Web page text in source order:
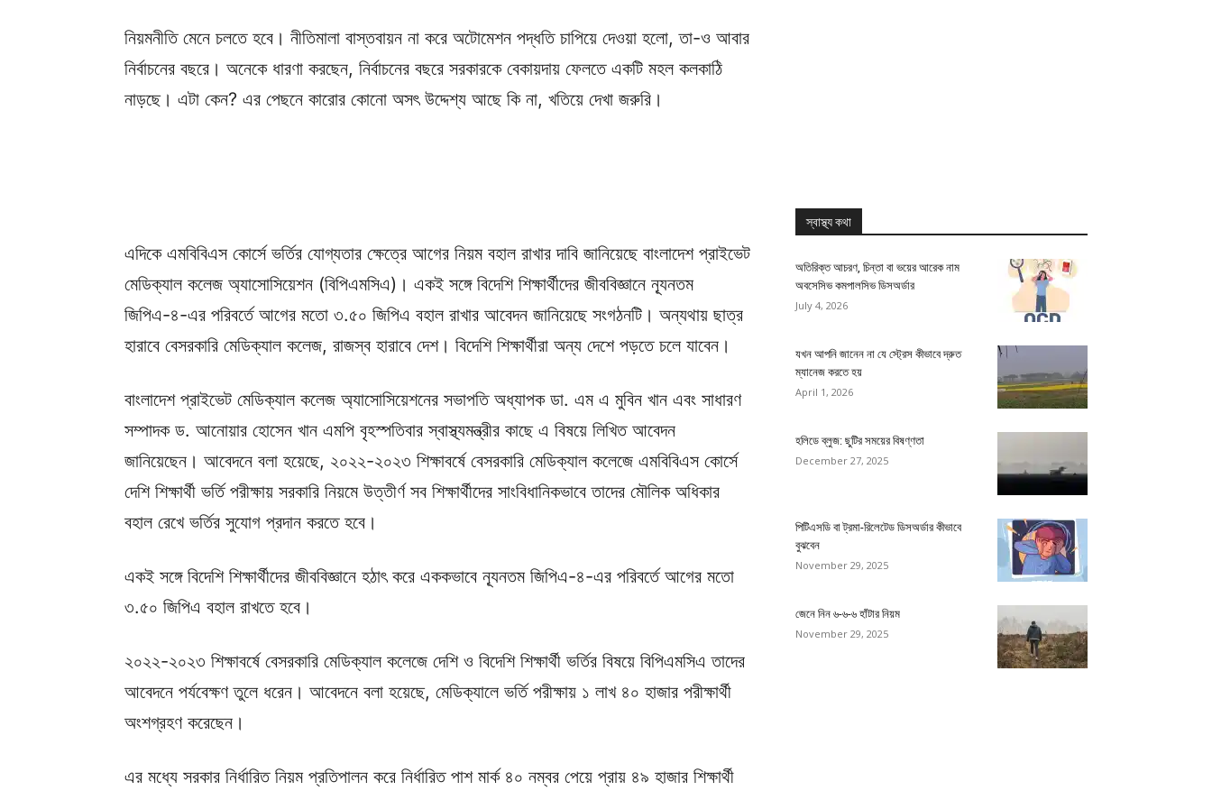
নিয়মনীতি মেনে চলতে হবে। নীতিমালা বাস্তবায়ন না করে অটোমেশন পদ্ধতি চাপিয়ে দেওয়া হলো, তা-ও আবার
নির্বাচনের বছরে। অনেকে ধারণা করছেন, নির্বাচনের বছরে সরকারকে বেকায়দায় ফেলতে একটি মহল কলকাঠি
নাড়ছে। এটা কেন? এর পেছনে কারোর কোনো অসৎ উদ্দেশ্য আছে কি না, খতিয়ে দেখা জরুরি।
এদিকে এমবিবিএস কোর্সে ভর্তির যোগ্যতার ক্ষেত্রে আগের নিয়ম বহাল রাখার দাবি জানিয়েছে বাংলাদেশ প্রাইভেট
মেডিক্যাল কলেজ অ্যাসোসিয়েশন (বিপিএমসিএ)। একই সঙ্গে বিদেশি শিক্ষার্থীদের জীববিজ্ঞানে ন্যূনতম
জিপিএ-৪-এর পরিবর্তে আগের মতো ৩.৫০ জিপিএ বহাল রাখার আবেদন জানিয়েছে সংগঠনটি। অন্যথায় ছাত্র
হারাবে বেসরকারি মেডিক্যাল কলেজ, রাজস্ব হারাবে দেশ। বিদেশি শিক্ষার্থীরা অন্য দেশে পড়তে চলে যাবেন।
বাংলাদেশ প্রাইভেট মেডিক্যাল কলেজ অ্যাসোসিয়েশনের সভাপতি অধ্যাপক ডা. এম এ মুবিন খান এবং সাধারণ
সম্পাদক ড. আনোয়ার হোসেন খান এমপি বৃহস্পতিবার স্বাস্থ্যমন্ত্রীর কাছে এ বিষয়ে লিখিত আবেদন
জানিয়েছেন। আবেদনে বলা হয়েছে, ২০২২-২০২৩ শিক্ষাবর্ষে বেসরকারি মেডিক্যাল কলেজে এমবিবিএস কোর্সে
দেশি শিক্ষার্থী ভর্তি পরীক্ষায় সরকারি নিয়মে উত্তীর্ণ সব শিক্ষার্থীদের সাংবিধানিকভাবে তাদের মৌলিক অধিকার
বহাল রেখে ভর্তির সুযোগ প্রদান করতে হবে।
একই সঙ্গে বিদেশি শিক্ষার্থীদের জীববিজ্ঞানে হঠাৎ করে এককভাবে ন্যূনতম জিপিএ-৪-এর পরিবর্তে আগের মতো
৩.৫০ জিপিএ বহাল রাখতে হবে।
২০২২-২০২৩ শিক্ষাবর্ষে বেসরকারি মেডিক্যাল কলেজে দেশি ও বিদেশি শিক্ষার্থী ভর্তির বিষয়ে বিপিএমসিএ তাদের
আবেদনে পর্যবেক্ষণ তুলে ধরেন। আবেদনে বলা হয়েছে, মেডিক্যালে ভর্তি পরীক্ষায় ১ লাখ ৪০ হাজার পরীক্ষার্থী
অংশগ্রহণ করেছেন।
এর মধ্যে সরকার নির্ধারিত নিয়ম প্রতিপালন করে নির্ধারিত পাশ মার্ক ৪০ নম্বর পেয়ে প্রায় ৪৯ হাজার শিক্ষার্থী
স্বাস্থ্য কথা
অতিরিক্ত আচরণ, চিন্তা বা ভয়ের আরেক নাম
অবসেসিভ কমপালসিভ ডিসঅর্ডার
July 4, 2026
যখন আপনি জানেন না যে স্ট্রেস কীভাবে দ্রুত
ম্যানেজ করতে হয়
April 1, 2026
হলিডে ব্লুজ: ছুটির সময়ের বিষণ্ণতা
December 27, 2025
পিটিএসডি বা ট্রমা-রিলেটেড ডিসঅর্ডার কীভাবে
বুঝবেন
November 29, 2025
জেনে নিন ৬-৬-৬ হাঁটার নিয়ম
November 29, 2025